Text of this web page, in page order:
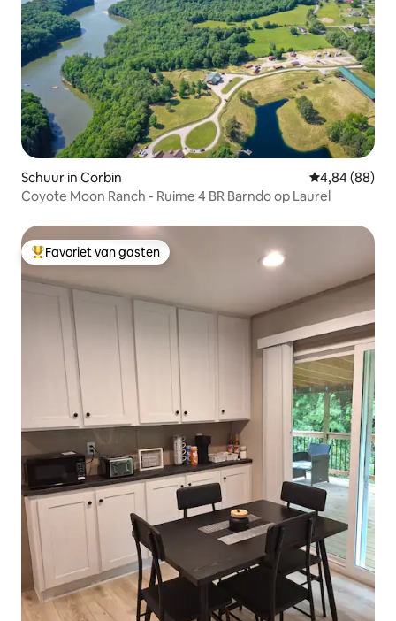
Schuur in Corbin Gemiddelde
4,84 (88)
Coyote Moon Ranch - Ruime 4 BR Barndo op Laurel
Topfavoriet van gasten
Favoriet van gasten